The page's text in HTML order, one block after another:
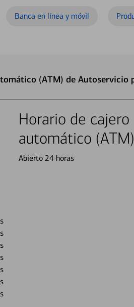
Banca en línea y móvil
(ATM) de Autoservicio
Horario de cajero
automático (ATM)
Abierto 24 horas